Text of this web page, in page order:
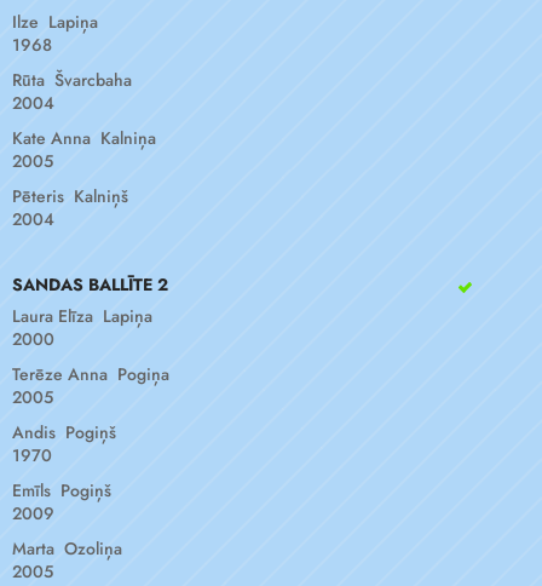
Ilze Lapiņa
1968
Rūta Švarcbaha
2004
Kate Anna Kalniņa
2005
Pēteris Kalniņš
2004
SANDAS BALLĪTE 2
Laura Elīza Lapiņa
2000
Terēze Anna Pogiņa
2005
Andis Pogiņš
1970
Emīls Pogiņš
2009
Marta Ozoliņa
2005